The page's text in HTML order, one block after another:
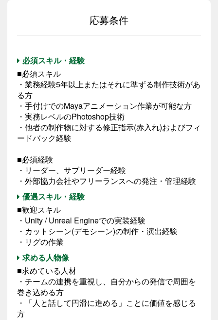
応募条件
必須スキル・経験
■必須スキル
・業務経験5年以上またはそれに準ずる制作技術があ
る方
・手付けでのMayaアニメーション作業が可能な方
・実務レベルのPhotoshop技術
・他者の制作物に対する修正指示(赤入れ)およびフィ
ードバック経験
■必須経験
・リーダー、サブリーダー経験
・外部協力会社やフリーランスへの発注・管理経験
優遇スキル・経験
■歓迎スキル
・Unity / Unreal Engineでの実装経験
・カットシーン(デモシーン)の制作・演出経験
・リグの作業
求める人物像
■求めている人材
・チームの連携を重視し、自分からの発信で周囲を
巻き込める方
・「人と話して円滑に進める」ことに価値を感じる
方